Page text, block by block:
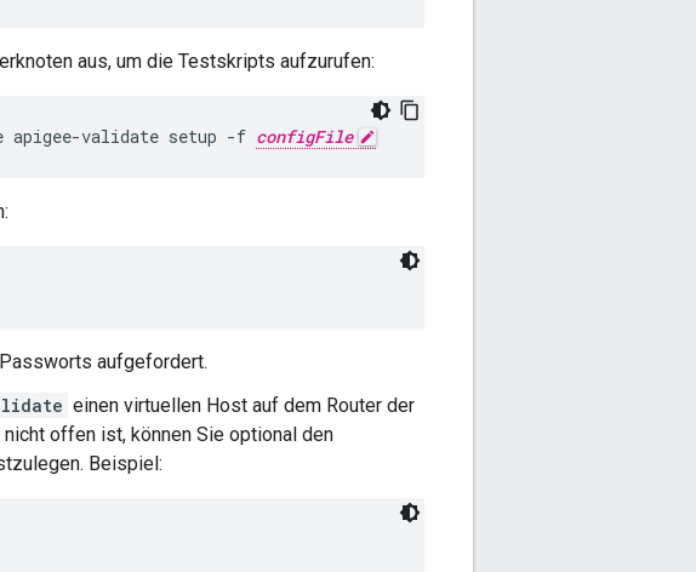
aus, um die Testskripts aufzurufen:
apigee-validate setup -f configFile
aufgefordert.
einen virtuellen Host auf dem Router der
offen ist, können Sie optional den
Beispiel: